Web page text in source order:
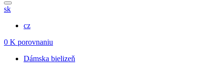
sk
cz
0 K porovnaniu
Dámska bielizeň